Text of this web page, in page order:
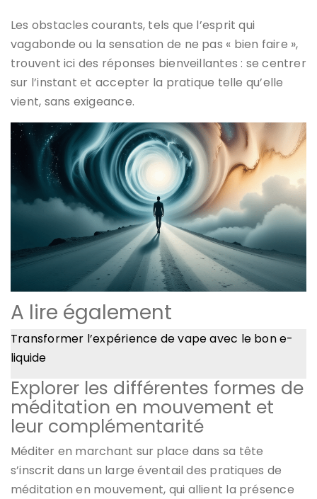
Les obstacles courants, tels que l’esprit qui
vagabonde ou la sensation de ne pas « bien faire »,
trouvent ici des réponses bienveillantes : se centrer
sur l’instant et accepter la pratique telle qu’elle
vient, sans exigeance.
A lire également
Transformer l’expérience de vape avec le bon e-
liquide
Explorer les différentes formes de
méditation en mouvement et
leur complémentarité
Méditer en marchant sur place dans sa tête
s’inscrit dans un large éventail des pratiques de
méditation en mouvement, qui allient la présence